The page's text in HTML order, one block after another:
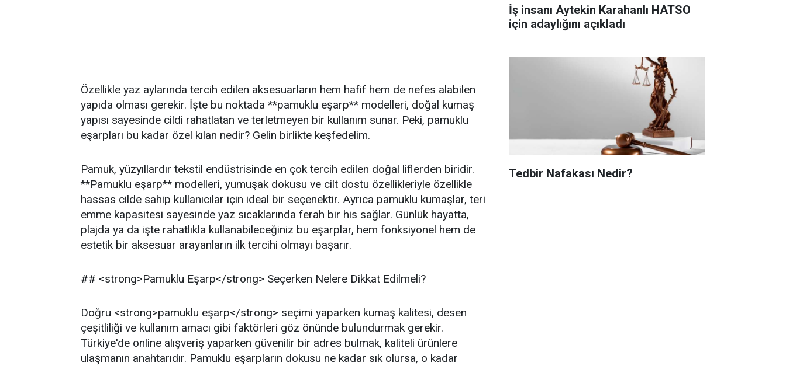
Özellikle yaz aylarında tercih edilen aksesuarların hem hafif hem de nefes alabilen
yapıda olması gerekir. İşte bu noktada **pamuklu eşarp** modelleri, doğal kumaş
yapısı sayesinde cildi rahatlatan ve terletmeyen bir kullanım sunar. Peki, pamuklu
eşarpları bu kadar özel kılan nedir? Gelin birlikte keşfedelim.
Pamuk, yüzyıllardır tekstil endüstrisinde en çok tercih edilen doğal liflerden biridir.
**Pamuklu eşarp** modelleri, yumuşak dokusu ve cilt dostu özellikleriyle özellikle
hassas cilde sahip kullanıcılar için ideal bir seçenektir. Ayrıca pamuklu kumaşlar, teri
emme kapasitesi sayesinde yaz sıcaklarında ferah bir his sağlar. Günlük hayatta,
plajda ya da işte rahatlıkla kullanabileceğiniz bu eşarplar, hem fonksiyonel hem de
estetik bir aksesuar arayanların ilk tercihi olmayı başarır.
## <strong>Pamuklu Eşarp</strong> Seçerken Nelere Dikkat Edilmeli?
Doğru <strong>pamuklu eşarp</strong> seçimi yaparken kumaş kalitesi, desen
çeşitliliği ve kullanım amacı gibi faktörleri göz önünde bulundurmak gerekir.
Türkiye'de online alışveriş yaparken güvenilir bir adres bulmak, kaliteli ürünlere
ulaşmanın anahtarıdır. Pamuklu eşarpların dokusu ne kadar sık olursa, o kadar
İş insanı Aytekin Karahanlı HATSO
için adaylığını açıkladı
Tedbir Nafakası Nedir?